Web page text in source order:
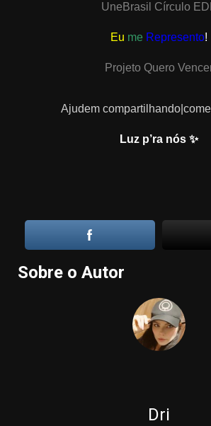
UneBrasil Círculo
Eu me Represento!
Projeto Quero
Ajudem
Luz p’ra nós ✨
Sobre o Autor
Dri